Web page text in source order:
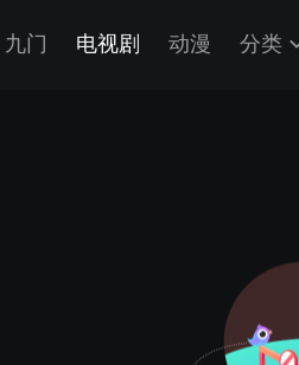
九门 电视剧 动漫 分类